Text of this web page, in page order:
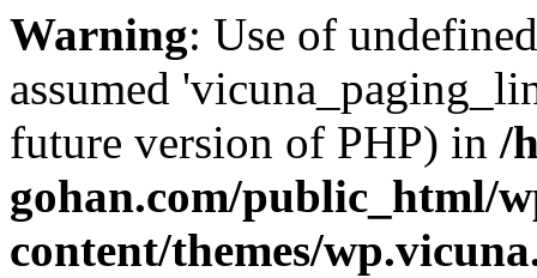
Warning: Use of
assumed
future version of PHP) in /
gohan.com/public_html/
content/themes/